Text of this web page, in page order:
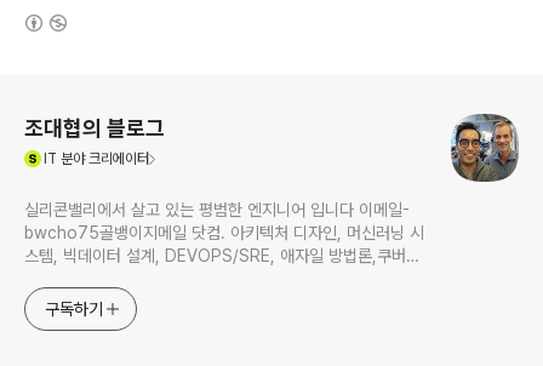
조대협의 블로그
IT 분야 크리에이터
실리콘밸리에서 살고 있는 평범한 엔지니어 입니다 이메일-
bwcho75골뱅이지메일 닷컴. 아키텍처 디자인, 머신러닝 시
스템, 빅데이터 설계, DEVOPS/SRE, 애자일 방법론,쿠버네
한 기술 멘토링과 강의 진행합니다. Linkedin :
https://www.linkedin.com/in/terrycho75/
구독하기